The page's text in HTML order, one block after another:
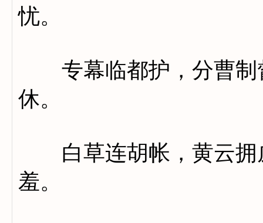
忧。
专幕临都护，分曹制
休。
白草连胡帐，黄云拥
羞。